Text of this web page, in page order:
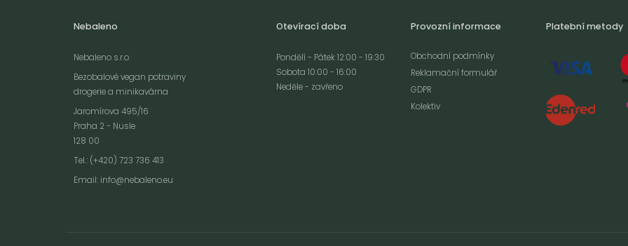
Nebaleno
Nebaleno s.r.o.
Bezobalové vegan potraviny
drogerie a minikavárna
Jaromírova 495/16
Praha 2 - Nusle
128 00
Tel.: (+420) 723 736 413
Email: info@nebaleno.eu
Otevírací doba
Pondělí - Pátek 12:00 - 19:30
Sobota 10:00 - 16:00
Neděle - zavřeno
Provozní informace
Obchodní podmínky
Reklamační formulář
GDPR
Kolektiv
Platební metody
Webové stránky používají k poskytování služeb, personalizaci reklam a analýze
údajů o vašem chování na webu pro zobrazení cílené reklamy. Personalizaci a cílenou